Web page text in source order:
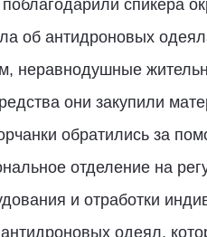
спикера
об антидроновых
неравнодушные
они закупили
обратились за
отделение на
и отработки
одеял,